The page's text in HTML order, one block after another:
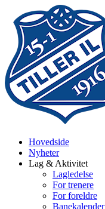
Hovedside
Nyheter
Lag & Aktivitet
Lagledelse
For trenere
For foreldre
Banekalender